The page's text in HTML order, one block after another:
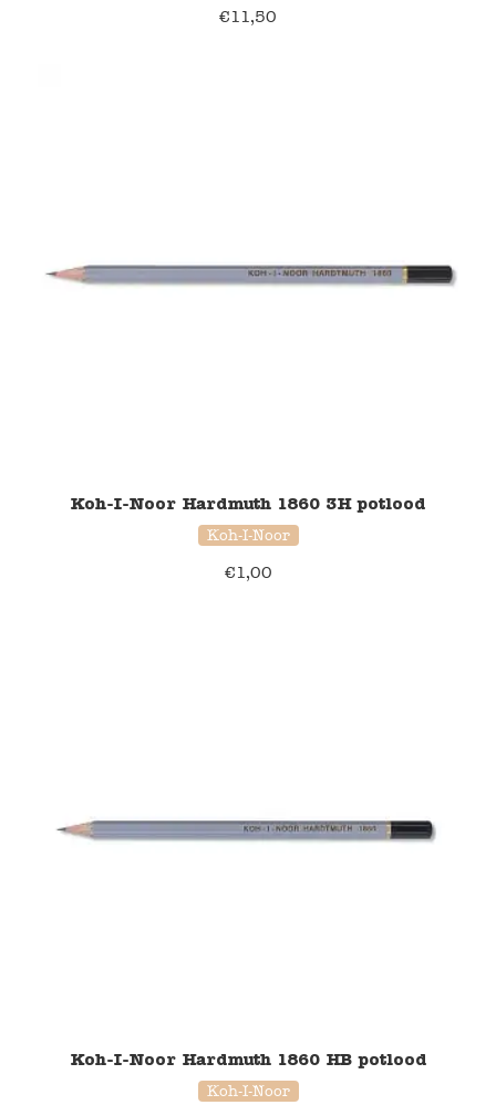
€11,50
Koh-I-Noor Hardmuth 1860 3H potlood
Koh-I-Noor
€1,00
Koh-I-Noor Hardmuth 1860 HB potlood
Koh-I-Noor